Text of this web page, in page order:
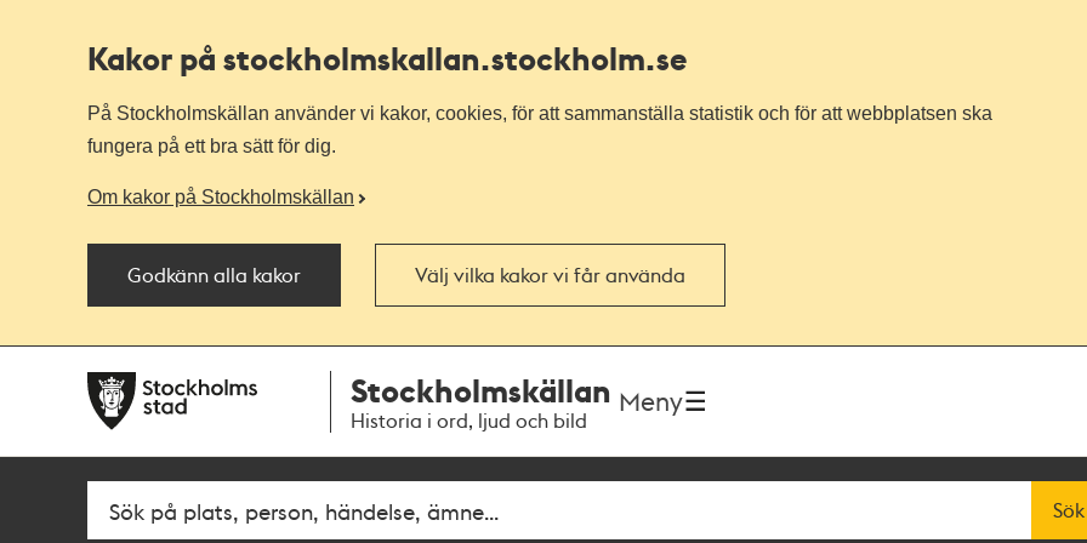
Kakor på stockholmskallan.stockholm.se
På Stockholmskällan använder vi kakor, cookies, för att sammanställa statistik och för att webbplatsen ska
fungera på ett bra sätt för dig.
Om kakor på Stockholmskällan
Godkänn alla kakor Välj vilka kakor vi får använda
navigationen
huvudinnehållet
Stockholmskällan
Historia i ord, ljud och bild
Meny
Fritextsök Sök